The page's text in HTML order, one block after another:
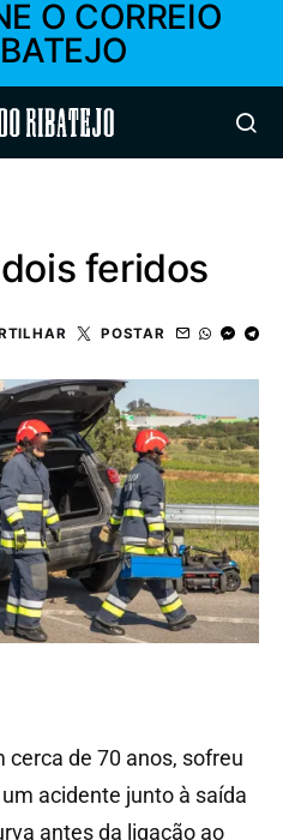
O CORREIO
Ribatejo
feridos
POSTAR
cerca de 70 anos, sofreu
acidente junto à saída
antes da ligação ao